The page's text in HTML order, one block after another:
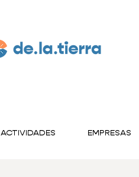
ACTIVIDADES EMPRESAS